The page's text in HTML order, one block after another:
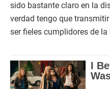
sido bastante claro en la
verdad tengo que
ser fieles cumplidores de la